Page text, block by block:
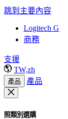
跳到主要內容
Logitech G
商務
支援
TW,zh
產品 產品
照類別選購